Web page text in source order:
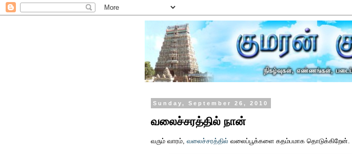
Sunday, September 26, 2010
வலைச்சரத்தில் நான்
வரும் வாரம், வலைச்சரத்தில் வலைப்பூக்களை கதம்பமாக தொடுக்கிறேன்.